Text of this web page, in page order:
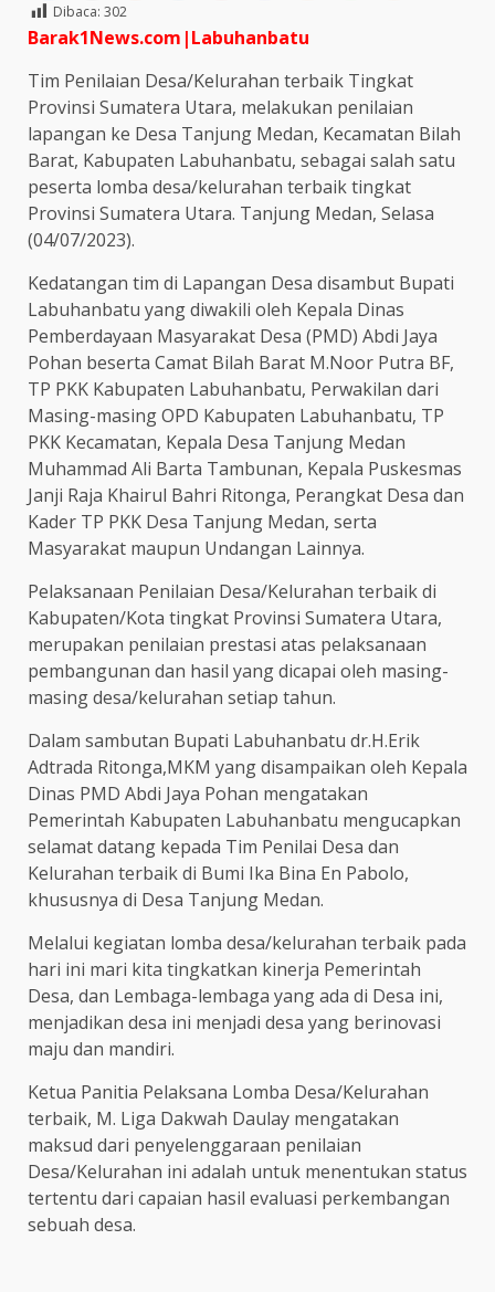
Dibaca: 302
Barak1News.com|Labuhanbatu
Tim Penilaian Desa/Kelurahan terbaik Tingkat
Provinsi Sumatera Utara, melakukan penilaian
lapangan ke Desa Tanjung Medan, Kecamatan Bilah
Barat, Kabupaten Labuhanbatu, sebagai salah satu
peserta lomba desa/kelurahan terbaik tingkat
Provinsi Sumatera Utara. Tanjung Medan, Selasa
(04/07/2023).
Kedatangan tim di Lapangan Desa disambut Bupati
Labuhanbatu yang diwakili oleh Kepala Dinas
Pemberdayaan Masyarakat Desa (PMD) Abdi Jaya
Pohan beserta Camat Bilah Barat M.Noor Putra BF,
TP PKK Kabupaten Labuhanbatu, Perwakilan dari
Masing-masing OPD Kabupaten Labuhanbatu, TP
PKK Kecamatan, Kepala Desa Tanjung Medan
Muhammad Ali Barta Tambunan, Kepala Puskesmas
Janji Raja Khairul Bahri Ritonga, Perangkat Desa dan
Kader TP PKK Desa Tanjung Medan, serta
Masyarakat maupun Undangan Lainnya.
Pelaksanaan Penilaian Desa/Kelurahan terbaik di
Kabupaten/Kota tingkat Provinsi Sumatera Utara,
merupakan penilaian prestasi atas pelaksanaan
pembangunan dan hasil yang dicapai oleh masing-
masing desa/kelurahan setiap tahun.
Dalam sambutan Bupati Labuhanbatu dr.H.Erik
Adtrada Ritonga,MKM yang disampaikan oleh Kepala
Dinas PMD Abdi Jaya Pohan mengatakan
Pemerintah Kabupaten Labuhanbatu mengucapkan
selamat datang kepada Tim Penilai Desa dan
Kelurahan terbaik di Bumi Ika Bina En Pabolo,
khususnya di Desa Tanjung Medan.
Melalui kegiatan lomba desa/kelurahan terbaik pada
hari ini mari kita tingkatkan kinerja Pemerintah
Desa, dan Lembaga-lembaga yang ada di Desa ini,
menjadikan desa ini menjadi desa yang berinovasi
maju dan mandiri.
Ketua Panitia Pelaksana Lomba Desa/Kelurahan
terbaik, M. Liga Dakwah Daulay mengatakan
maksud dari penyelenggaraan penilaian
Desa/Kelurahan ini adalah untuk menentukan status
tertentu dari capaian hasil evaluasi perkembangan
sebuah desa.